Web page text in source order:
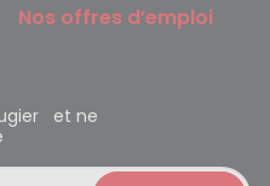
Nos offres d’emploi
et ne